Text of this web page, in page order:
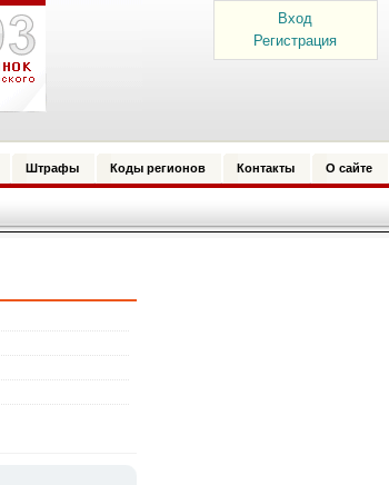
Вход
Регистрация
Штрафы Коды регионов Контакты О сайте